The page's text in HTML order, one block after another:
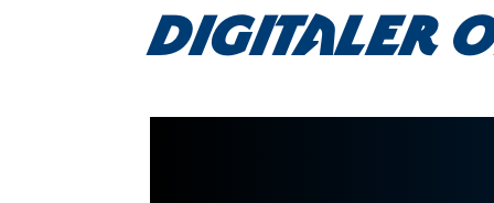
Digitaler